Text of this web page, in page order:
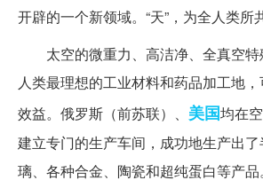
开辟的一个新领域。“天”，为全人类所
太空的微重力、高洁净、全真空特
人类最理想的工业材料和药品加工地
效益。俄罗斯（前苏联）、 美国均在
建立专门的生产车间，成功地生产出
璃、各种合金、陶瓷和超纯蛋白等产